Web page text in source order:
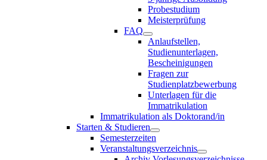
Probestudium
Meisterprüfung
FAQ
Anlaufstellen,
Studienunterlagen,
Bescheinigungen
Fragen zur
Studienplatzbewerbung
Unterlagen für die
Immatrikulation
Immatrikulation als Doktorand/in
Starten & Studieren
Semesterzeiten
Veranstaltungsverzeichnis